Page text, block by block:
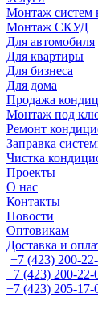
Монтаж систем
Монтаж СКУД
Для автомобиля
Для квартиры
Для бизнеса
Для дома
Продажа
Монтаж под
Ремонт
Заправка
Чистка
Проекты
О нас
Контакты
Новости
Оптовикам
Доставка и
+7 (423) 200-
+7 (423) 200-22-
+7 (423) 205-17-